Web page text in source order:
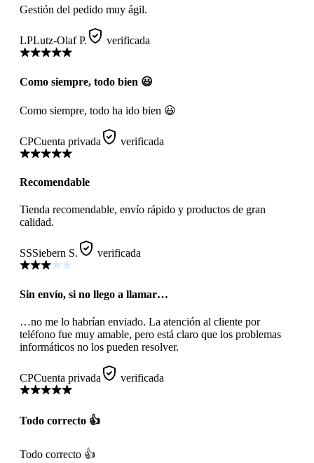
Gestión del pedido muy ágil.
LPLutz-Olaf P. verificada
Como siempre, todo bien 😃
Como siempre, todo ha ido bien 😃
CPCuenta privada verificada
Recomendable
Tienda recomendable, envío rápido y productos de gran
calidad.
SSSiebern S. verificada
Sin envío, si no llego a llamar…
…no me lo habrían enviado. La atención al cliente por
teléfono fue muy amable, pero está claro que los problemas
informáticos no los pueden resolver.
CPCuenta privada verificada
Todo correcto 👍
Todo correcto 👍